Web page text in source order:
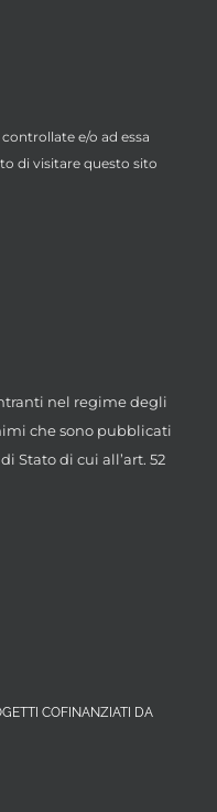
controllate e/o ad essa
di visitare questo sito
nel regime degli
che sono pubblicati
Stato di cui all’art. 52
COFINANZIATI DA